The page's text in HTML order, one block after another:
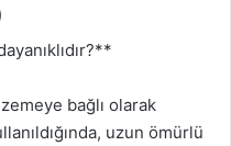
bağlı olarak
uzun ömürlü